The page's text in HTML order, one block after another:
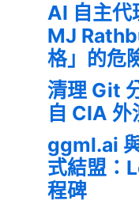
AI 自主代
MJ
格」的危
清理 Git
自 CIA
ggml.ai
式結盟：
程碑